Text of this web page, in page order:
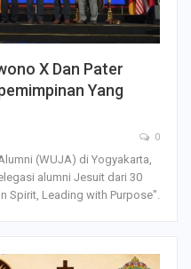
X Dan Pater
Yang
0
(WUJA) di Yogyakarta,
alumni Jesuit dari 30
Spirit, Leading with Purpose".